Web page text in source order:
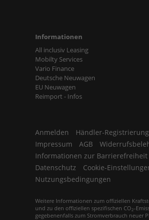
Informationen
All inclusiv Leasing
Mobilty Services
Vario Finance
Deutsche Neuwagen
EU Neuwagen
Reimport - Infos
Anmelden
Händler-Registrierung
Impressum
AGB
Informationen zur Barrierefreiheit
Datenschutz
Cookie-
Nutzungsbedingungen
Weitere Informationen zum offiziellen
und zu den offiziellen spezifischen CO 2-
gegebenenfalls zum Stromverbrauch neuer